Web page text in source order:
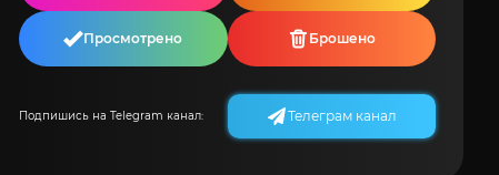
Просмотрено Брошено
Подпишись на Telegram канал: Телеграм канал